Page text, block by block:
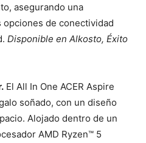
asegurando una
de conectividad
Disponible en Alkosto, Éxito
El All In One ACER Aspire
soñado, con un diseño
Alojado dentro de un
AMD Ryzen™ 5